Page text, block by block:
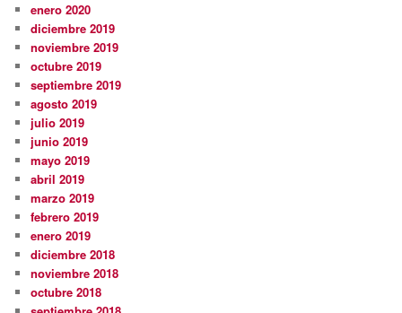
enero 2020
diciembre 2019
noviembre 2019
octubre 2019
septiembre 2019
agosto 2019
julio 2019
junio 2019
mayo 2019
abril 2019
marzo 2019
febrero 2019
enero 2019
diciembre 2018
noviembre 2018
octubre 2018